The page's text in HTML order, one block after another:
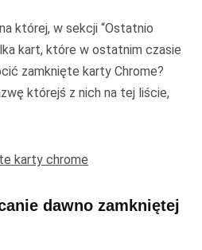
której, w sekcji “Ostatnio
kart, które w ostatnim czasie
zamknięte karty Chrome?
którejś z nich na tej liście,
dawno zamkniętej